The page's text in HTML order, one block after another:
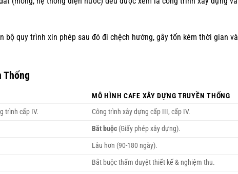
quy trình xin phép sau đó đi chệch hướng, gây tốn kém thời gian
Thống
MÔ HÌNH CAFE XÂY DỰNG TRUYỀN THỐNG
trình cấp IV.
Công trình xây dựng cấp III, cấp IV.
Bắt buộc (Giấy phép xây dựng).
Lâu hơn (90-180 ngày).
Bắt buộc thẩm duyệt thiết kế & nghiệm thu.